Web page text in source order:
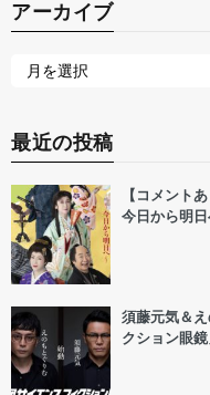
アーカイブ
最近の投稿
【コメント
今日から明
須藤元気＆
クション眼